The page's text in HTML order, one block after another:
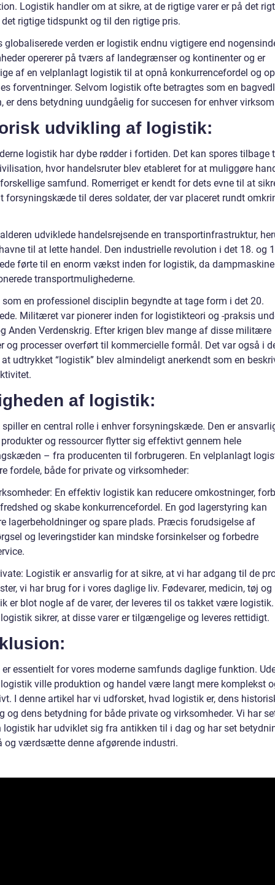
Logistik handler om at sikre, at de rigtige varer er på det
det rigtige tidspunkt og til den rigtige pris.
globaliserede verden er logistik endnu vigtigere end
opererer på tværs af landegrænser og kontinenter og er
af en velplanlagt logistik til at opnå konkurrencefordel og
forventninger. Selvom logistik ofte betragtes som en
er dens betydning uundgåelig for succesen for enhver
udvikling af logistik:
logistik har dybe rødder i fortiden. Det kan spores tilbage
hvor handelsruter blev etableret for at muliggøre
samfund. Romerriget er kendt for dets evne til at
forsyningskæde til deres soldater, der var placeret rundt
udviklede handelsrejsende en transportinfrastruktur,
til at lette handel. Den industrielle revolution i det 18. og
førte til en enorm vækst inden for logistik, da
transportmulighederne.
en professionel disciplin begyndte at tage form i det 20.
Militæret var pionerer inden for logistikteori og -praksis
Anden Verdenskrig. Efter krigen blev mange af disse militære
og processer overført til kommercielle formål. Det var også i
at udtrykket “logistik” blev almindeligt anerkendt som en
af logistik:
en central rolle i enhver forsyningskæde. Den er
og ressourcer flytter sig effektivt gennem hele
– fra producenten til forbrugeren. En velplanlagt
fordele, både for private og virksomheder:
En effektiv logistik kan reducere omkostninger,
og skabe konkurrencefordel. En god lagerstyring kan
lagerbeholdninger og spare plads. Præcis forudsigelse af
og leveringstider kan mindske forsinkelser og forbedre
Logistik er ansvarlig for at sikre, at vi har adgang til de
vi har brug for i vores daglige liv. Fødevarer, medicin, tøj og
er blot nogle af de varer, der leveres til os takket være logistik.
sikrer, at disse varer er tilgængelige og leveres rettidigt.
essentielt for vores moderne samfunds daglige funktion.
ville produktion og handel være langt mere komplekst
I denne artikel har vi udforsket, hvad logistik er, dens
og dens betydning for både private og virksomheder. Vi har
logistik har udviklet sig fra antikken til i dag og har set
og værdsætte denne afgørende industri.